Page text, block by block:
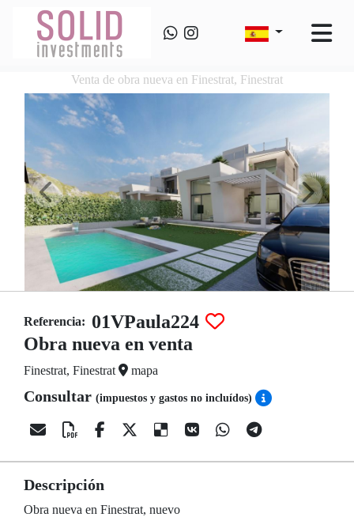
Venta de obra nueva en Finestrat, Finestrat
Referencia: 01VPaula224
Obra nueva en venta
Finestrat, Finestrat mapa
Consultar (impuestos y gastos no incluídos)
Descripción
Obra nueva en Finestrat, nuevo